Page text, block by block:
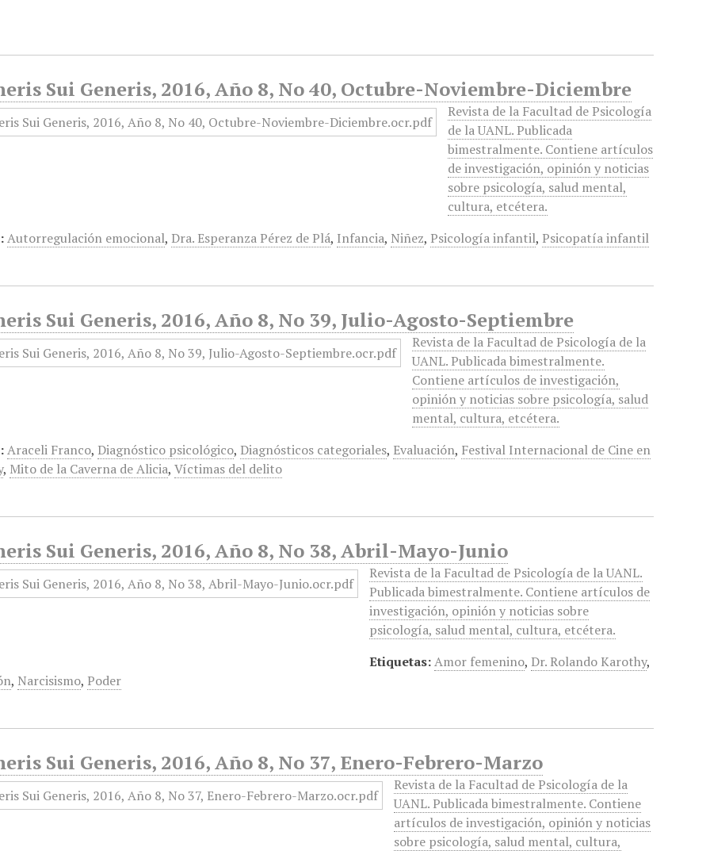
Sui Generis, 2016, Año 8, No 40, Octubre-Noviembre-Diciembre
Revista de la Facultad de Psicología
de la UANL. Publicada
bimestralmente. Contiene artículos
de investigación, opinión y noticias
sobre psicología, salud mental,
cultura, etcétera.
Autorregulación emocional, Dra. Esperanza Pérez de Plá, Infancia, Niñez, Psicología infantil, Psicopatía infantil
Sui Generis, 2016, Año 8, No 39, Julio-Agosto-Septiembre
Revista de la Facultad de Psicología de la
UANL. Publicada bimestralmente.
Contiene artículos de investigación,
opinión y noticias sobre psicología, salud
mental, cultura, etcétera.
Araceli Franco, Diagnóstico psicológico, Diagnósticos categoriales, Evaluación, Festival Internacional de Cine en
, Mito de la Caverna de Alicia,Víctimas del delito
Sui Generis, 2016, Año 8, No 38, Abril-Mayo-Junio
Revista de la Facultad de Psicología de la UANL.
Publicada bimestralmente. Contiene artículos de
investigación, opinión y noticias sobre
psicología, salud mental, cultura, etcétera.
Etiquetas:Amor femenino, Dr. Rolando Karothy,
, Narcisismo, Poder
Sui Generis, 2016, Año 8, No 37, Enero-Febrero-Marzo
Revista de la Facultad de Psicología de la
UANL. Publicada bimestralmente. Contiene
artículos de investigación, opinión y noticias
sobre psicología, salud mental, cultura,